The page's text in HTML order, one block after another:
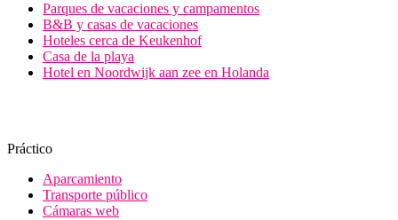
Parques de vacaciones y campamentos
B&B y casas de vacaciones
Hoteles cerca de Keukenhof
Casa de la playa
Hotel en Noordwijk aan zee en Holanda
Práctico
Aparcamiento
Transporte público
Cámaras web